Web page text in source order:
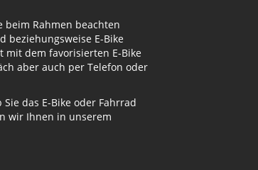
beim Rahmen beachten
beziehungsweise E-Bike
mit dem favorisierten E-Bike
aber auch per Telefon oder
das E-Bike oder Fahrrad
wir Ihnen in unserem